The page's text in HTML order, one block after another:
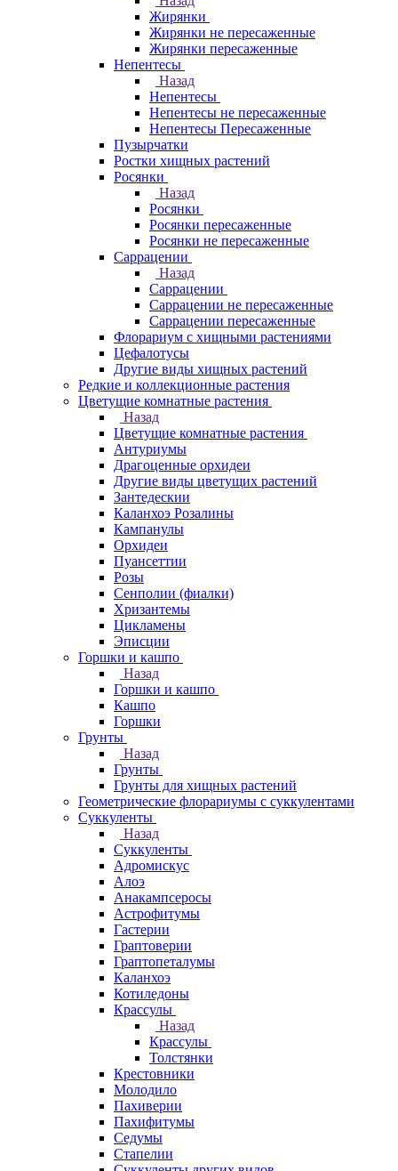
Жирянки
Жирянки не пересаженные
Жирянки пересаженные
Непентесы
Назад
Непентесы
Непентесы не пересаженные
Непентесы Пересаженные
Пузырчатки
Ростки хищных растений
Росянки
Назад
Росянки
Росянки пересаженные
Росянки не пересаженные
Саррацении
Назад
Саррацении
Саррацении не пересаженные
Саррацении пересаженные
Флорариум с хищными растениями
Цефалотусы
Другие виды хищных растений
Редкие и коллекционные растения
Цветущие комнатные растения
Назад
Цветущие комнатные растения
Антуриумы
Драгоценные орхидеи
Другие виды цветущих растений
Зантедескии
Каланхоэ Розалины
Кампанулы
Орхидеи
Пуансеттии
Розы
Сенполии (фиалки)
Хризантемы
Цикламены
Эписции
Горшки и кашпо
Назад
Горшки и кашпо
Кашпо
Горшки
Грунты
Назад
Грунты
Грунты для хищных растений
Геометрические флорариумы с суккулентами
Суккуленты
Назад
Суккуленты
Адромискус
Алоэ
Анакампсеросы
Астрофитумы
Гастерии
Граптоверии
Граптопеталумы
Каланхоэ
Котиледоны
Крассулы
Назад
Крассулы
Толстянки
Крестовники
Молодило
Пахиверии
Пахифитумы
Седумы
Стапелии